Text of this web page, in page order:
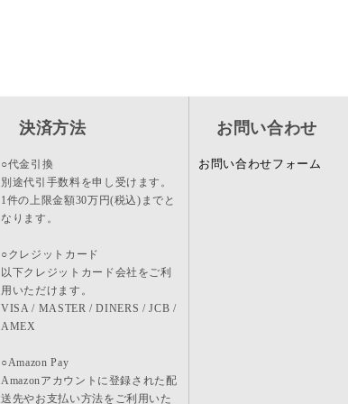
決済方法
○代金引換
別途代引手数料を申し受けます。
1件の上限金額30万円(税込)までと
なります。
○クレジットカード
以下クレジットカード会社をご利
用いただけます。
VISA / MASTER / DINERS / JCB /
AMEX
○Amazon Pay
Amazonアカウントに登録された配
送先やお支払い方法をご利用いた
お問い合わせ
お問い合わせフォーム